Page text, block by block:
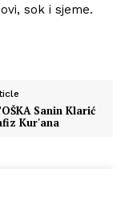
sok i sjeme.
Sanin Klarić
Kur'ana